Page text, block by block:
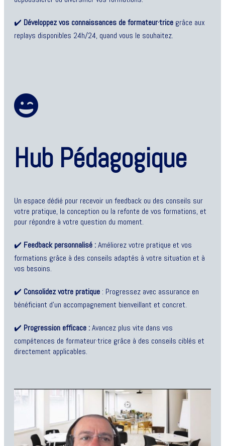
✔️ Développez vos connaissances de formateur·trice grâce aux
replays disponibles 24h/24, quand vous le souhaitez.
Hub Pédagogique
Un espace dédié pour recevoir un feedback ou des conseils sur
votre pratique, la conception ou la refonte de vos formations, et
pour répondre à votre question du moment.
✔️ Feedback personnalisé :Améliorez votre pratique et vos
formations grâce à des conseils adaptés à votre situation et à
vos besoins.
✔️ Consolidez votre pratique : Progressez avec assurance en
bénéficiant d’un accompagnement bienveillant et concret.
✔️ Progression efficace :Avancez plus vite dans vos
compétences de formateur·trice grâce à des conseils ciblés et
directement applicables.